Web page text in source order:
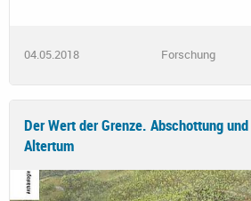
04.05.2018 Forschung
Der Wert der Grenze. Abschottung
Altertum